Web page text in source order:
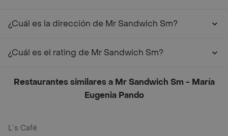
¿Cuál es la dirección de Mr Sandwich Sm?
¿Cuál es el rating de Mr Sandwich Sm?
Restaurantes similares a Mr Sandwich Sm - María
Eugenia Pando
L´s Café